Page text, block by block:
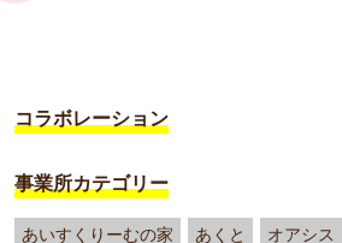
コラボレーション
事業所カテゴリー
あいすくりーむの家 あくと オアシス